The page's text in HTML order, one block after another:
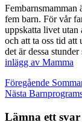
Fembarnsmamman
fem barn. För vår
uppskatta livet
och att ta oss tid att
det är dessa
inlägg av Mamma
Föregående
Nästa
Lämna ett svar